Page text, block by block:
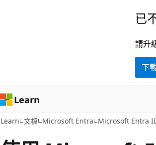
容
已
請升
下
Learn
Learn 文檔 Microsoft Entra Microsoft Entra